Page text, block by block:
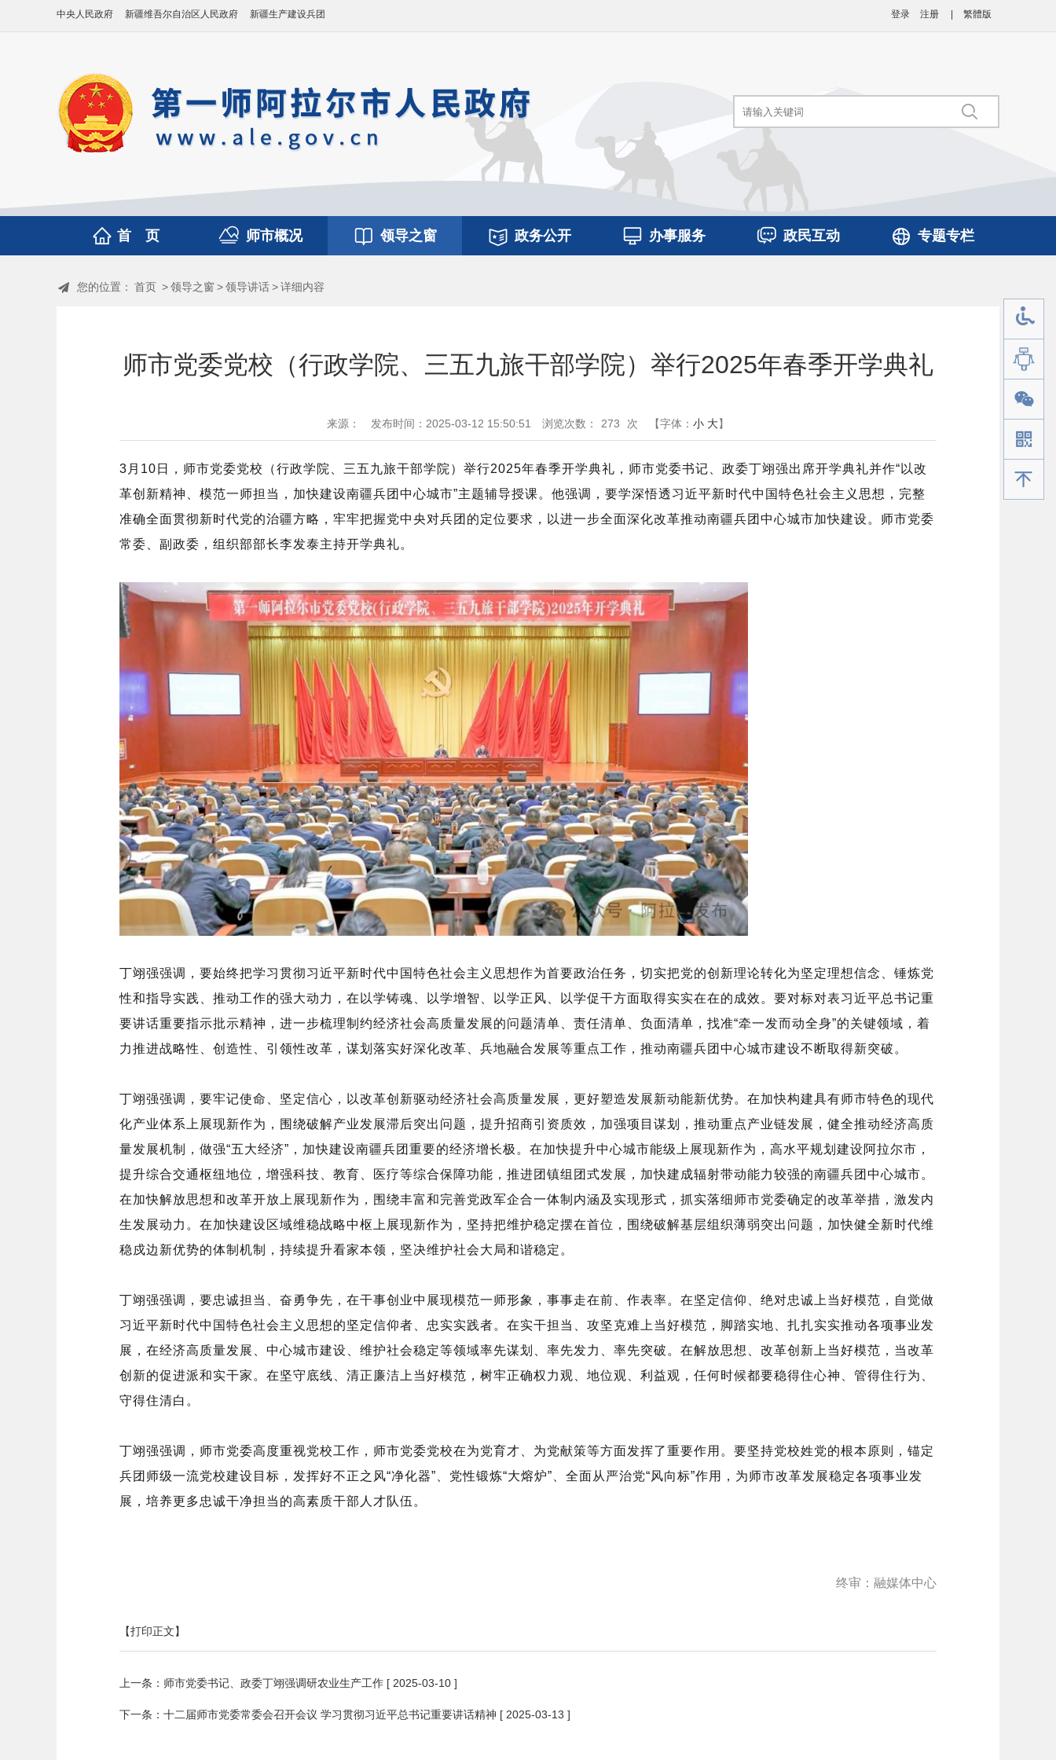
登录 注册 繁體版
中央人民政府 新疆维吾尔自治区人民政府 新疆生产建设兵团
首 页 师市概况 领导之窗 政务公开 办事服务 政民互动 专题专栏
您的位置： 首页 >领导之窗 >领导讲话>详细内容
师市党委党校（行政学院、三五九旅干部学院）举行2025年春季开学典礼
来源： 发布时间：2025-03-12 15:50:51 浏览次数： 273 次 【字体： 小 大】
3月10日，师市党委党校（行政学院、三五九旅干部学院）举行2025年春季开学典礼，师市党委书记、政委丁翊强出席开学典礼并作“以改
革创新精神、模范一师担当，加快建设南疆兵团中心城市”主题辅导授课。他强调，要学深悟透习近平新时代中国特色社会主义思想，完整
准确全面贯彻新时代党的治疆方略，牢牢把握党中央对兵团的定位要求，以进一步全面深化改革推动南疆兵团中心城市加快建设。师市党委
常委、副政委，组织部部长李发泰主持开学典礼。
丁翊强强调，要始终把学习贯彻习近平新时代中国特色社会主义思想作为首要政治任务，切实把党的创新理论转化为坚定理想信念、锤炼党
性和指导实践、推动工作的强大动力，在以学铸魂、以学增智、以学正风、以学促干方面取得实实在在的成效。要对标对表习近平总书记重
要讲话重要指示批示精神，进一步梳理制约经济社会高质量发展的问题清单、责任清单、负面清单，找准“牵一发而动全身”的关键领域，着
力推进战略性、创造性、引领性改革，谋划落实好深化改革、兵地融合发展等重点工作，推动南疆兵团中心城市建设不断取得新突破。
丁翊强强调，要牢记使命、坚定信心，以改革创新驱动经济社会高质量发展，更好塑造发展新动能新优势。在加快构建具有师市特色的现代
化产业体系上展现新作为，围绕破解产业发展滞后突出问题，提升招商引资质效，加强项目谋划，推动重点产业链发展，健全推动经济高质
量发展机制，做强“五大经济”，加快建设南疆兵团重要的经济增长极。在加快提升中心城市能级上展现新作为，高水平规划建设阿拉尔市，
提升综合交通枢纽地位，增强科技、教育、医疗等综合保障功能，推进团镇组团式发展，加快建成辐射带动能力较强的南疆兵团中心城市。
在加快解放思想和改革开放上展现新作为，围绕丰富和完善党政军企合一体制内涵及实现形式，抓实落细师市党委确定的改革举措，激发内
生发展动力。在加快建设区域维稳战略中枢上展现新作为，坚持把维护稳定摆在首位，围绕破解基层组织薄弱突出问题，加快健全新时代维
稳戍边新优势的体制机制，持续提升看家本领，坚决维护社会大局和谐稳定。
丁翊强强调，要忠诚担当、奋勇争先，在干事创业中展现模范一师形象，事事走在前、作表率。在坚定信仰、绝对忠诚上当好模范，自觉做
习近平新时代中国特色社会主义思想的坚定信仰者、忠实实践者。在实干担当、攻坚克难上当好模范，脚踏实地、扎扎实实推动各项事业发
展，在经济高质量发展、中心城市建设、维护社会稳定等领域率先谋划、率先发力、率先突破。在解放思想、改革创新上当好模范，当改革
创新的促进派和实干家。在坚守底线、清正廉洁上当好模范，树牢正确权力观、地位观、利益观，任何时候都要稳得住心神、管得住行为、
守得住清白。
丁翊强强调，师市党委高度重视党校工作，师市党委党校在为党育才、为党献策等方面发挥了重要作用。要坚持党校姓党的根本原则，锚定
兵团师级一流党校建设目标，发挥好不正之风“净化器”、党性锻炼“大熔炉”、全面从严治党“风向标”作用，为师市改革发展稳定各项事业发
展，培养更多忠诚干净担当的高素质干部人才队伍。
终审：融媒体中心
【打印正文】
上一条： 师市党委书记、政委丁翊强调研农业生产工作 [ 2025-03-10 ]
下一条： 十二届师市党委常委会召开会议 学习贯彻习近平总书记重要讲话精神 [ 2025-03-13 ]
手机版